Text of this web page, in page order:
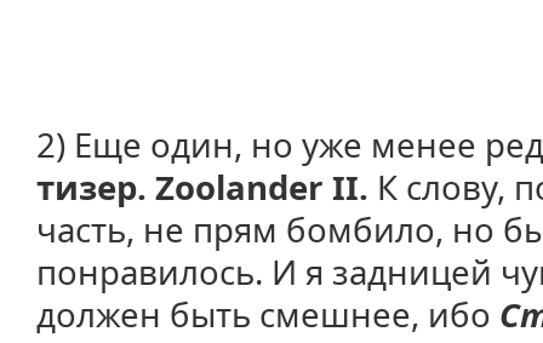
2) Еще один, но уже менее
тизер. Zoolander II. К слову,
часть, не прям бомбило, но
понравилось. И я задницей
должен быть смешнее, ибо